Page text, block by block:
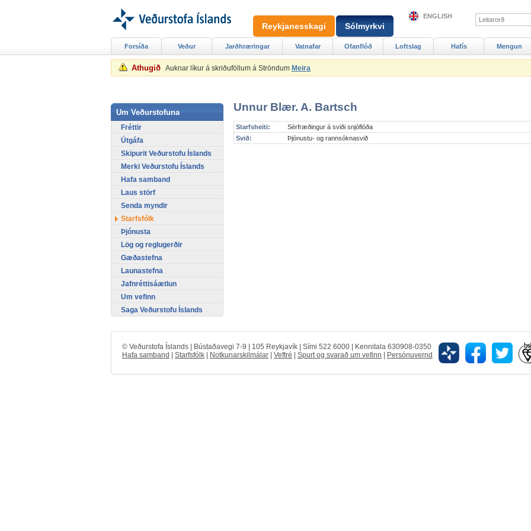
Athugið Auknar líkur á skriðuföllum á Ströndum Meira
Unnur Blær. A. Bartsch
Starfsheiti:
Sérfræðingur á sviði snjóflóða
Svið:
Þjónustu- og rannsóknasvið
Forsíða Veður Jarðhræringar Vatnafar Ofanflóð Loftslag Hafís Mengun
Um Veðurstofuna
Fréttir
Útgáfa
Skipurit Veðurstofu Íslands
Merki Veðurstofu Íslands
Hafa samband
Laus störf
Senda myndir
Starfsfólk
Þjónusta
Lög og reglugerðir
Gæðastefna
Launastefna
Jafnréttisáætlun
Um vefinn
Saga Veðurstofu Íslands
Reykjanesskagi Sólmyrkvi
ENGLISH
© Veðurstofa Íslands | Bústaðavegi 7-9 | 105 Reykjavík | Sími 522 6000 | Kennitala 630908-0350
Hafa samband | Starfsfólk | Notkunarskilmálar | Veftré | Spurt og svarað um vefinn | Persónuvernd